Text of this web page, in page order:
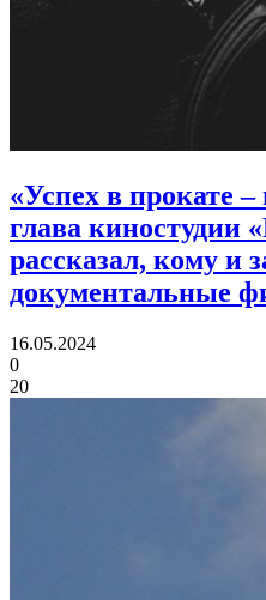
«Успех в прокате
глава киностудии
рассказал, кому и
документальные
16.05.2024
0
20